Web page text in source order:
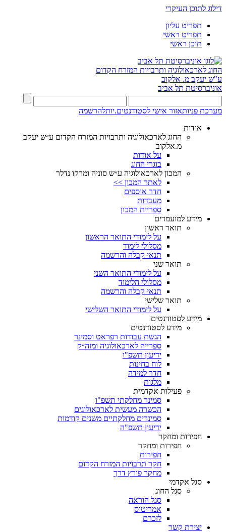
דילוג לתוכן העיקרי
תפריט עליון
תפריט ראשי
תוכן ראשי
החוג לארכאולוגיה ותרבויות המזרח הקדום
ע"ש יעקב מ. אלקוב
אוניברסיטת תל אביב
מערכת פניותאזור אישי לסטודנטים.יותלהרשמה
אודות
החוג לארכאולוגיה ותרבויות המזרח הקדום ע״ש יעקב
מ.אלקוב
על אודות
בוגרי החוג
המכון לארכאולוגיה ע״ש סוניה ומרקו נדלר
לאתר המכון >>
חדר אוספים
מעבדות
ספריית המכון
מידע למועמדים
תואר ראשון
על לימודי התואר הראשון
מסלולי לימוד
תנאי קבלה והרשמה
תואר שני
על לימודי התואר השני
מסלולי הלימוד
תנאי קבלה והרשמה
תואר שלישי
על לימודי התואר השלישי
מידע לסטודנטים
מידע לסטודנטים
הגשת עבודות רפראט וסמינר
ספרייה לארכאולוגיה ומזה״ק
ידיעון תשפ"ו
לוח בחינות
חדר למידה
מלגות
פעילות אקדמית
סמינר מחלקתי תשפ"ו
הכשרה מעשית לארכאולוגים
סמינרים מחלקתיים משנים קודמות
ידיעון תשפ"ה
חפירות ומחקר
חפירות ומחקר
חפירות
חקר תרבויות המזרח הקדום
מחקר פורץ דרך
סגל אקדמי
סגל החוג
סגל הוראה
אמריטוס
לזכרם
יצירת קשר